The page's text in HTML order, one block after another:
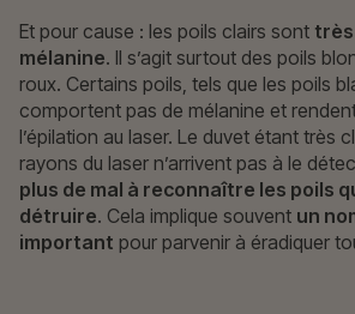
Et pour cause : les poils clairs sont très
mélanine. Il s’agit surtout des poils
roux. Certains poils, tels que les poils
comportent pas de mélanine et
l’épilation au laser. Le duvet étant très
rayons du laser n’arrivent pas à le
plus de mal à reconnaître les poils
détruire. Cela implique souvent un
important pour parvenir à éradiquer